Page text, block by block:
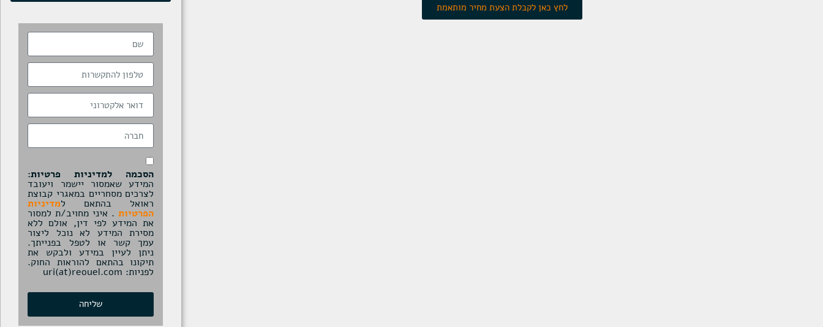
לחץ כאן לקבלת הצעת מחיר מותאמת
הסכמה למדיניות פרטיות:
המידע שאמסור יישמר ויעובד
לצרכים מסחריים במאגרי קבוצת
ראואל בהתאם למדיניות
הפרטיות. איני מחויב/ת למסור
את המידע לפי דין, אולם ללא
מסירת המידע לא נוכל ליצור
עמך קשר או לטפל בפנייתך.
ניתן לעיין במידע ולבקש את
תיקונו בהתאם להוראות החוק.
לפניות: uri(at)reouel.com
שליחה